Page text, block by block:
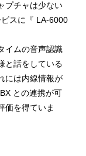
プチャは少ない
スに『 LA-6000
イムの音声認識
と話をしている
には内線情報が
との連携が可
価を得ていま